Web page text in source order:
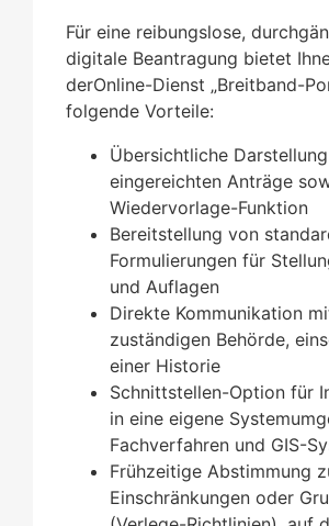
Für eine reibungslose,
digitale Beantragung bietet
derOnline-Dienst „Breitband-
folgende Vorteile:
Übersichtliche
eingereichten Anträge
Wiedervorlage-Funktion
Bereitstellung von
Formulierungen für
und Auflagen
Direkte Kommunikation
zuständigen Behörde,
einer Historie
Schnittstellen-Option für
in eine eigene
Fachverfahren und GIS-
Frühzeitige Abstimmung
Einschränkungen oder